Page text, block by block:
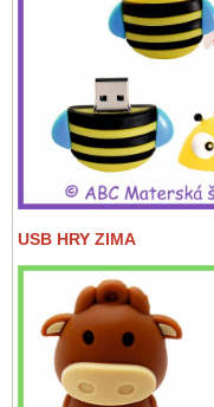
USB HRY ZIMA